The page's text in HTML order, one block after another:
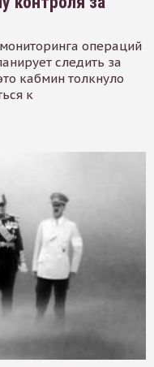
операций
следить за
кабмин толкнуло
к